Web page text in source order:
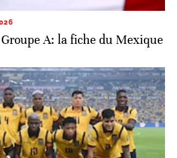
A: la fiche du Mexique